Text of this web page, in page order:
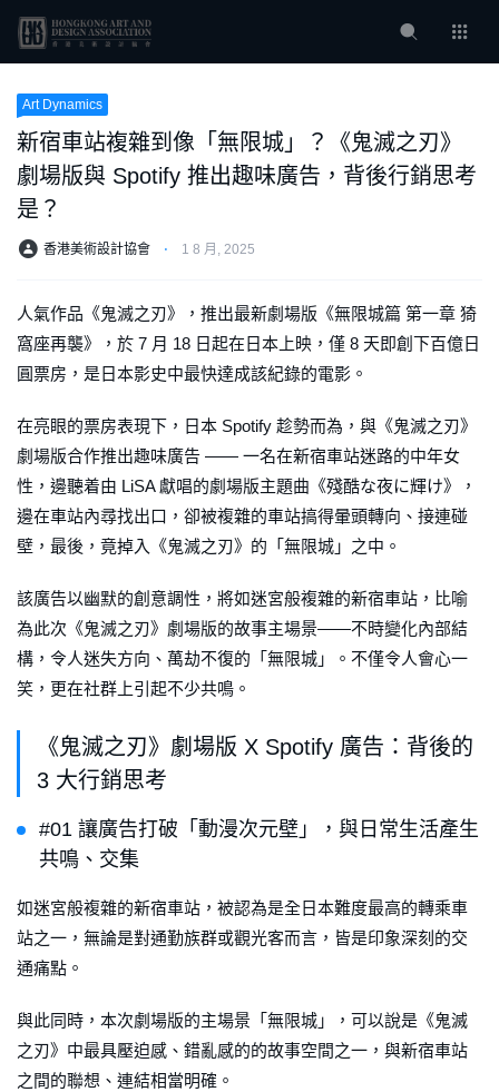
Art Dynamics
新宿車站複雜到像「無限城」？《鬼滅之刃》
劇場版與 Spotify 推出趣味廣告，背後行銷思考
是？
香港美術設計協會 ⋅ 1 8 月, 2025
人氣作品《鬼滅之刃》，推出最新劇場版《無限城篇 第一章 猗
窩座再襲》，於 7 月 18 日起在日本上映，僅 8 天即創下百億日
圓票房，是日本影史中最快達成該紀錄的電影。
在亮眼的票房表現下，日本 Spotify 趁勢而為，與《鬼滅之刃》
劇場版合作推出趣味廣告 —— 一名在新宿車站迷路的中年女
性，邊聽着由 LiSA 獻唱的劇場版主題曲《殘酷な夜に輝け》，
邊在車站內尋找出口，卻被複雜的車站搞得暈頭轉向、接連碰
壁，最後，竟掉入《鬼滅之刃》的「無限城」之中。
該廣告以幽默的創意調性，將如迷宮般複雜的新宿車站，比喻
為此次《鬼滅之刃》劇場版的故事主場景——不時變化內部結
構，令人迷失方向、萬劫不復的「無限城」。不僅令人會心一
笑，更在社群上引起不少共鳴。
《鬼滅之刃》劇場版 X Spotify 廣告：背後的
3 大行銷思考
#01 讓廣告打破「動漫次元壁」，與日常生活產生
共鳴、交集
如迷宮般複雜的新宿車站，被認為是全日本難度最高的轉乘車
站之一，無論是對通勤族群或觀光客而言，皆是印象深刻的交
通痛點。
與此同時，本次劇場版的主場景「無限城」，可以說是《鬼滅
之刃》中最具壓迫感、錯亂感的的故事空間之一，與新宿車站
之間的聯想、連結相當明確。